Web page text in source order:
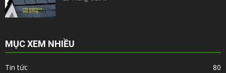
MỤC XEM NHIỀU
Tin tức
80